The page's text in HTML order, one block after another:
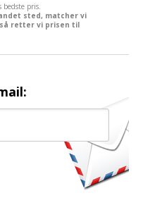
pris.
sted, matcher vi
retter vi prisen til